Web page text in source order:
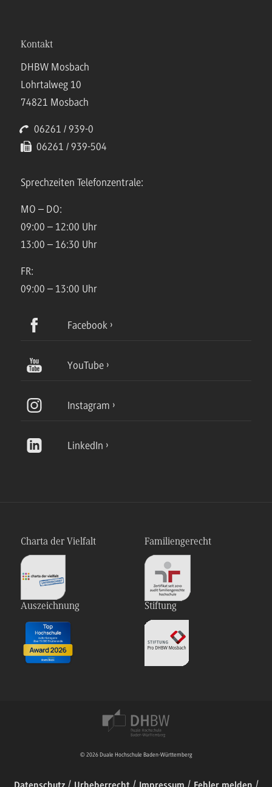
Kontakt
DHBW Mosbach
Lohrtalweg 10
74821 Mosbach
06261 / 939-0
06261 / 939-504
Sprechzeiten Telefonzentrale:
MO – DO:
09:00 – 12:00 Uhr
13:00 – 16:30 Uhr
FR:
09:00 – 13:00 Uhr
Facebook
YouTube
Instagram
LinkedIn
Charta der Vielfalt Familiengerecht
Auszeichnung Stiftung
© 2026 Duale Hochschule Baden-Württemberg